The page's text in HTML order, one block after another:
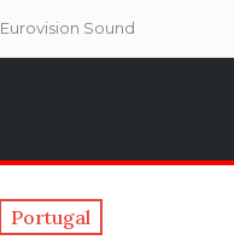
Eurovision Sound
Portugal